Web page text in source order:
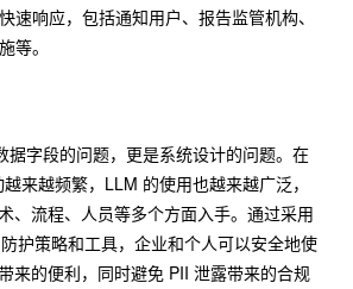
速响应，包括通知用户、报告监管机构、
等。
据字段的问题，更是系统设计的问题。在
来越频繁，LLM 的使用也越来越广泛，
、流程、人员等多个方面入手。通过采用
护策略和工具，企业和个人可以安全地使
来的便利，同时避免 PII 泄露带来的合规